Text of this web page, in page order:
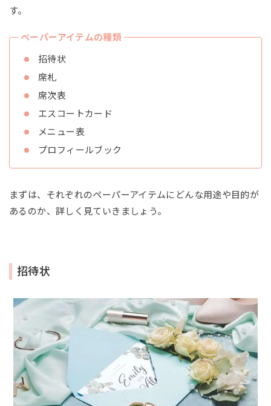
す。
ペーパーアイテムの種類
招待状
席札
席次表
エスコートカード
メニュー表
プロフィールブック
まずは、それぞれのペーパーアイテムにどんな用途や目的が
あるのか、詳しく見ていきましょう。
招待状